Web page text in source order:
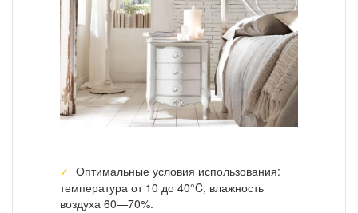
Оптимальные условия использования:
температура от 10 до 40°C, влажность
воздуха 60—70%.